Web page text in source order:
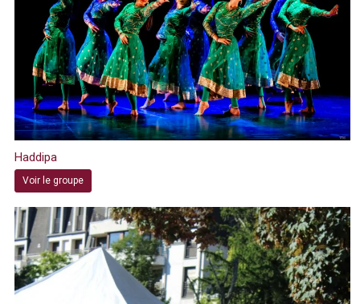
Haddipa
Voir le groupe